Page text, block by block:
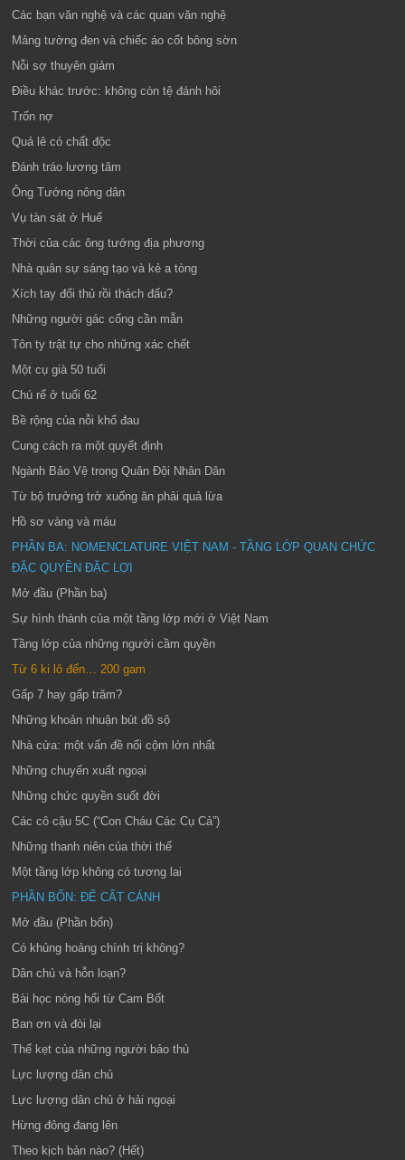
Các bạn văn nghệ và các quan văn nghệ
Mảng tường đen và chiếc áo cốt bông sờn
Nỗi sợ thuyên giảm
Điều khác trước: không còn tệ đánh hôi
Trốn nợ
Quả lê có chất độc
Đánh tráo lương tâm
Ông Tướng nông dân
Vụ tàn sát ở Huế
Thời của các ông tướng địa phương
Nhà quân sự sáng tạo và kẻ a tòng
Xích tay đối thủ rồi thách đấu?
Những người gác cổng cần mẫn
Tôn ty trật tự cho những xác chết
Một cụ già 50 tuổi
Chú rể ở tuổi 62
Bề rộng của nỗi khổ đau
Cung cách ra một quyết định
Ngành Bảo Vệ trong Quân Đội Nhân Dân
Từ bộ trưởng trở xuống ăn phải quả lừa
Hồ sơ vàng và máu
PHẦN BA: NOMENCLATURE VIỆT NAM - TẦNG LỚP QUAN CHỨC
ĐẶC QUYỀN ĐẶC LỢI
Mở đầu (Phần ba)
Sự hình thành của một tầng lớp mới ở Việt Nam
Tầng lớp của những người cầm quyền
Từ 6 ki lô đến… 200 gam
Gấp 7 hay gấp trăm?
Những khoản nhuận bút đồ sộ
Nhà cửa: một vấn đề nổi cộm lớn nhất
Những chuyến xuất ngoại
Những chức quyền suốt đời
Các cô cậu 5C (“Con Cháu Các Cụ Cả”)
Những thanh niên của thời thế
Một tầng lớp không có tương lai
PHẦN BỐN: ĐỂ CẤT CÁNH
Mở đầu (Phần bốn)
Có khủng hoảng chính trị không?
Dân chủ và hỗn loạn?
Bài học nóng hổi từ Cam Bốt
Ban ơn và đòi lại
Thế kẹt của những người bảo thủ
Lực lượng dân chủ
Lực lượng dân chủ ở hải ngoại
Hừng đông đang lên
Theo kịch bản nào? (Hết)